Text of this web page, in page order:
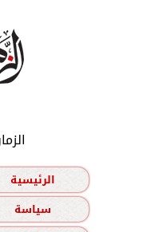
الرئيسية
سياسة